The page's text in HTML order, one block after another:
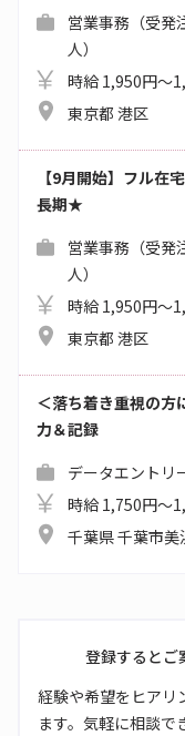
営業事務（受発
人）
時給 1,950円～
東京都 港区
【9月開始】フル在
長期★
営業事務（受発
人）
時給 1,950円～
東京都 港区
＜落ち着き重視の
力＆記録
データエントリ
時給 1,750円～
千葉県 千葉市美
登録するとご
経験や希望をヒアリ
ます。気軽に相談で